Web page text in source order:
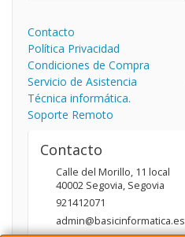
Contacto
Política Privacidad
Condiciones de Compra
Servicio de Asistencia
Técnica informática.
Soporte Remoto
Contacto
Calle del Morillo, 11 local
40002 Segovia, Segovia
921412071
admin@basicinformatica.es